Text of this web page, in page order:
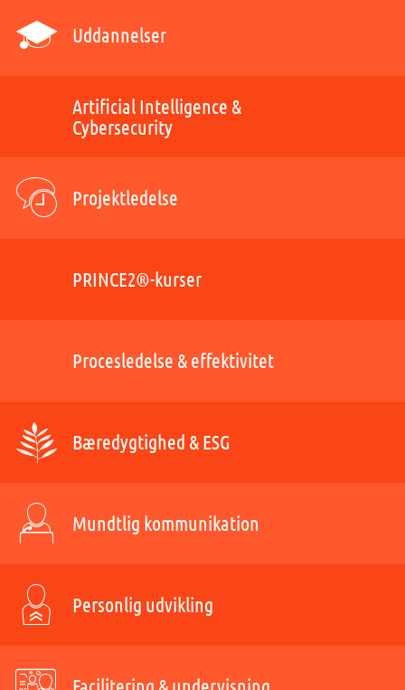
Uddannelser
Artificial Intelligence &
Cybersecurity
Projektledelse
PRINCE2®-kurser
Procesledelse & effektivitet
Bæredygtighed & ESG
Mundtlig kommunikation
Personlig udvikling